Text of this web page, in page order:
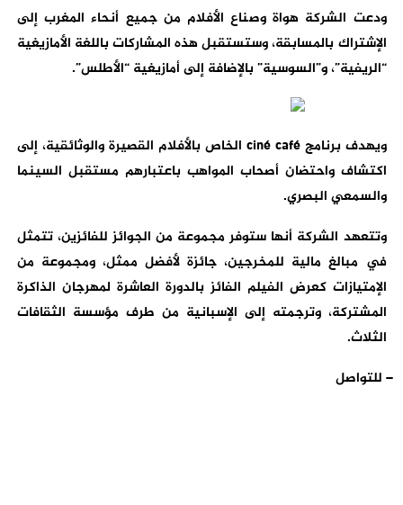
ودعت الشركة هواة وصناع الأفلام من جميع أنحاء المغرب إلى
الإشتراك بالمسابقة، وستستقبل هذه المشاركات باللغة الأمازيغية
“الريفية”، و”السوسية” بالإضافة إلى أمازيغية “الأطلس”.
ويهدف برنامج ciné café الخاص بالأفلام القصيرة والوثائقية، إلى
اكتشاف واحتضان أصحاب المواهب باعتبارهم مستقبل السينما
والسمعي البصري.
وتتعهد الشركة أنها ستوفر مجموعة من الجوائز للفائزين، تتمثل
في مبالغ مالية للمخرجين، جائزة لأفضل ممثل، ومجموعة من
الإمتيازات كعرض الفيلم الفائز بالدورة العاشرة لمهرجان الذاكرة
المشتركة، وترجمته إلى الإسبانية من طرف مؤسسة الثقافات
الثلاث.
– للتواصل